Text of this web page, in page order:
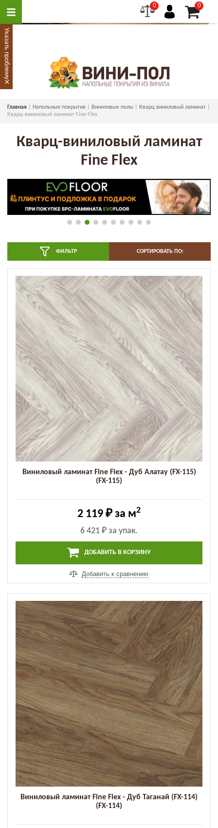
0 0
Главная Напольные покрытия Виниловые полы
Кварц виниловый ламинат
Кварц-виниловый ламинат Fine Flex
Кварц-виниловый ламинат
Fine Flex
ФИЛЬТР СОРТИРОВАТЬ ПО:
Виниловый ламинат Fine Flex - Дуб Алатау (FX-115)
(FX-115)
2 119 ₽ за м2
6 421 ₽ за упак.
ДОБАВИТЬ В КОРЗИНУ
Добавить к сравнению
Виниловый ламинат Fine Flex - Дуб Таганай (FX-114)
(FX-114)
Указать проблему
×